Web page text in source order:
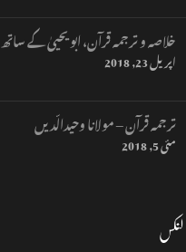
خلاصہ و ترجمہ قرآن، ابو یحییٰ کے ساتھ
اپریل 23, 2018
ترجمہ قرآن – مولانا وحیدالّدیں
مئی 5, 2018